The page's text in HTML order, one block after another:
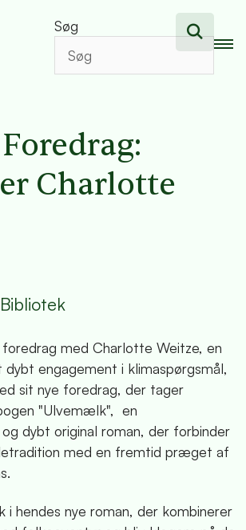
Søg
Foredrag:
Charlotte
med Charlotte Weitze, en
engagement i klimaspørgsmål,
sit nye foredrag, der tager
"Ulvemælk", en
dybt original roman, der forbinder
med en fremtid præget af
i hendes nye roman, der kombinerer